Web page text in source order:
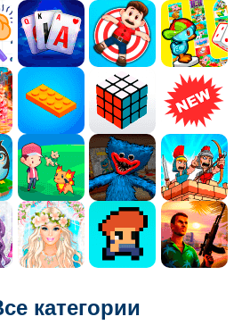
категории